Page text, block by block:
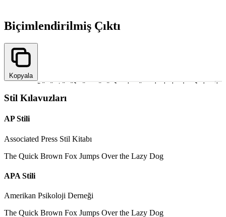
Biçimlendirilmiş Çıktı
Kopyala
Dönüştürülmüş sürümleri görmek için başlık
Stil Kılavuzları
AP Stili
Associated Press Stil Kitabı
The Quick Brown Fox Jumps Over the Lazy Dog
APA Stili
Amerikan Psikoloji Derneği
The Quick Brown Fox Jumps Over the Lazy Dog